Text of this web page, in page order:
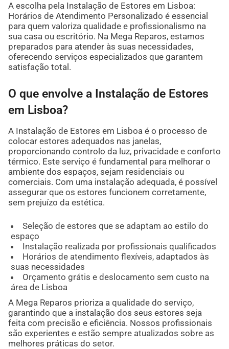
A escolha pela Instalação de Estores em Lisboa:
Horários de Atendimento Personalizado é essencial
para quem valoriza qualidade e profissionalismo na
sua casa ou escritório. Na Mega Reparos, estamos
preparados para atender às suas necessidades,
oferecendo serviços especializados que garantem
satisfação total.
O que envolve a Instalação de Estores
em Lisboa?
A Instalação de Estores em Lisboa é o processo de
colocar estores adequados nas janelas,
proporcionando controlo da luz, privacidade e conforto
térmico. Este serviço é fundamental para melhorar o
ambiente dos espaços, sejam residenciais ou
comerciais. Com uma instalação adequada, é possível
assegurar que os estores funcionem corretamente,
sem prejuízo da estética.
Seleção de estores que se adaptam ao estilo do
espaço
Instalação realizada por profissionais qualificados
Horários de atendimento flexíveis, adaptados às
suas necessidades
Orçamento grátis e deslocamento sem custo na
área de Lisboa
A Mega Reparos prioriza a qualidade do serviço,
garantindo que a instalação dos seus estores seja
feita com precisão e eficiência. Nossos profissionais
são experientes e estão sempre atualizados sobre as
melhores práticas do setor.